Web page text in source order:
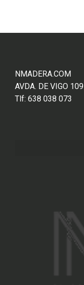
NMADERA.COM
AVDA. DE VIGO
Tlf: 638 038 073